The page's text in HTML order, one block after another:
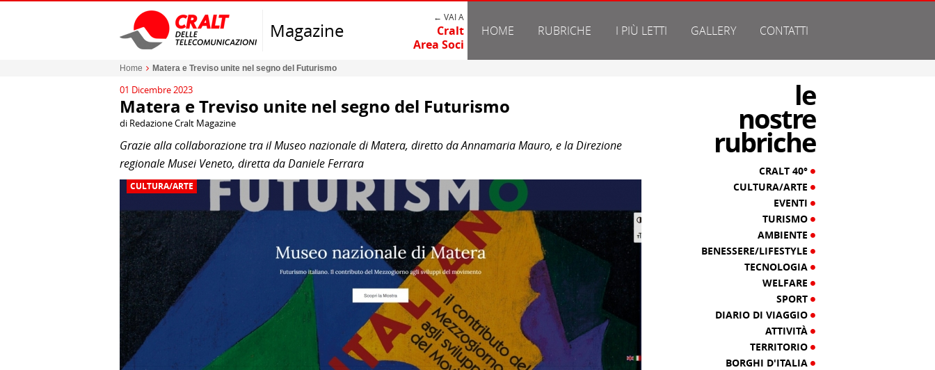
Magazine
← VAI A
Cralt
Area Soci
HOME RUBRICHE I PIÙ LETTI GALLERY CONTATTI
Home Matera e Treviso unite nel segno del Futurismo
01 Dicembre 2023
Matera e Treviso unite nel segno del Futurismo
di Redazione Cralt Magazine
Grazie alla collaborazione tra il Museo nazionale di Matera, diretto da Annamaria Mauro, e la Direzione
regionale Musei Veneto, diretta da Daniele Ferrara
CULTURA/ARTE
le
nostre
rubriche
CRALT 40°
CULTURA/ARTE
EVENTI
TURISMO
AMBIENTE
BENESSERE/LIFESTYLE
TECNOLOGIA
WELFARE
SPORT
DIARIO DI VIAGGIO
ATTIVITÀ
TERRITORIO
BORGHI D'ITALIA